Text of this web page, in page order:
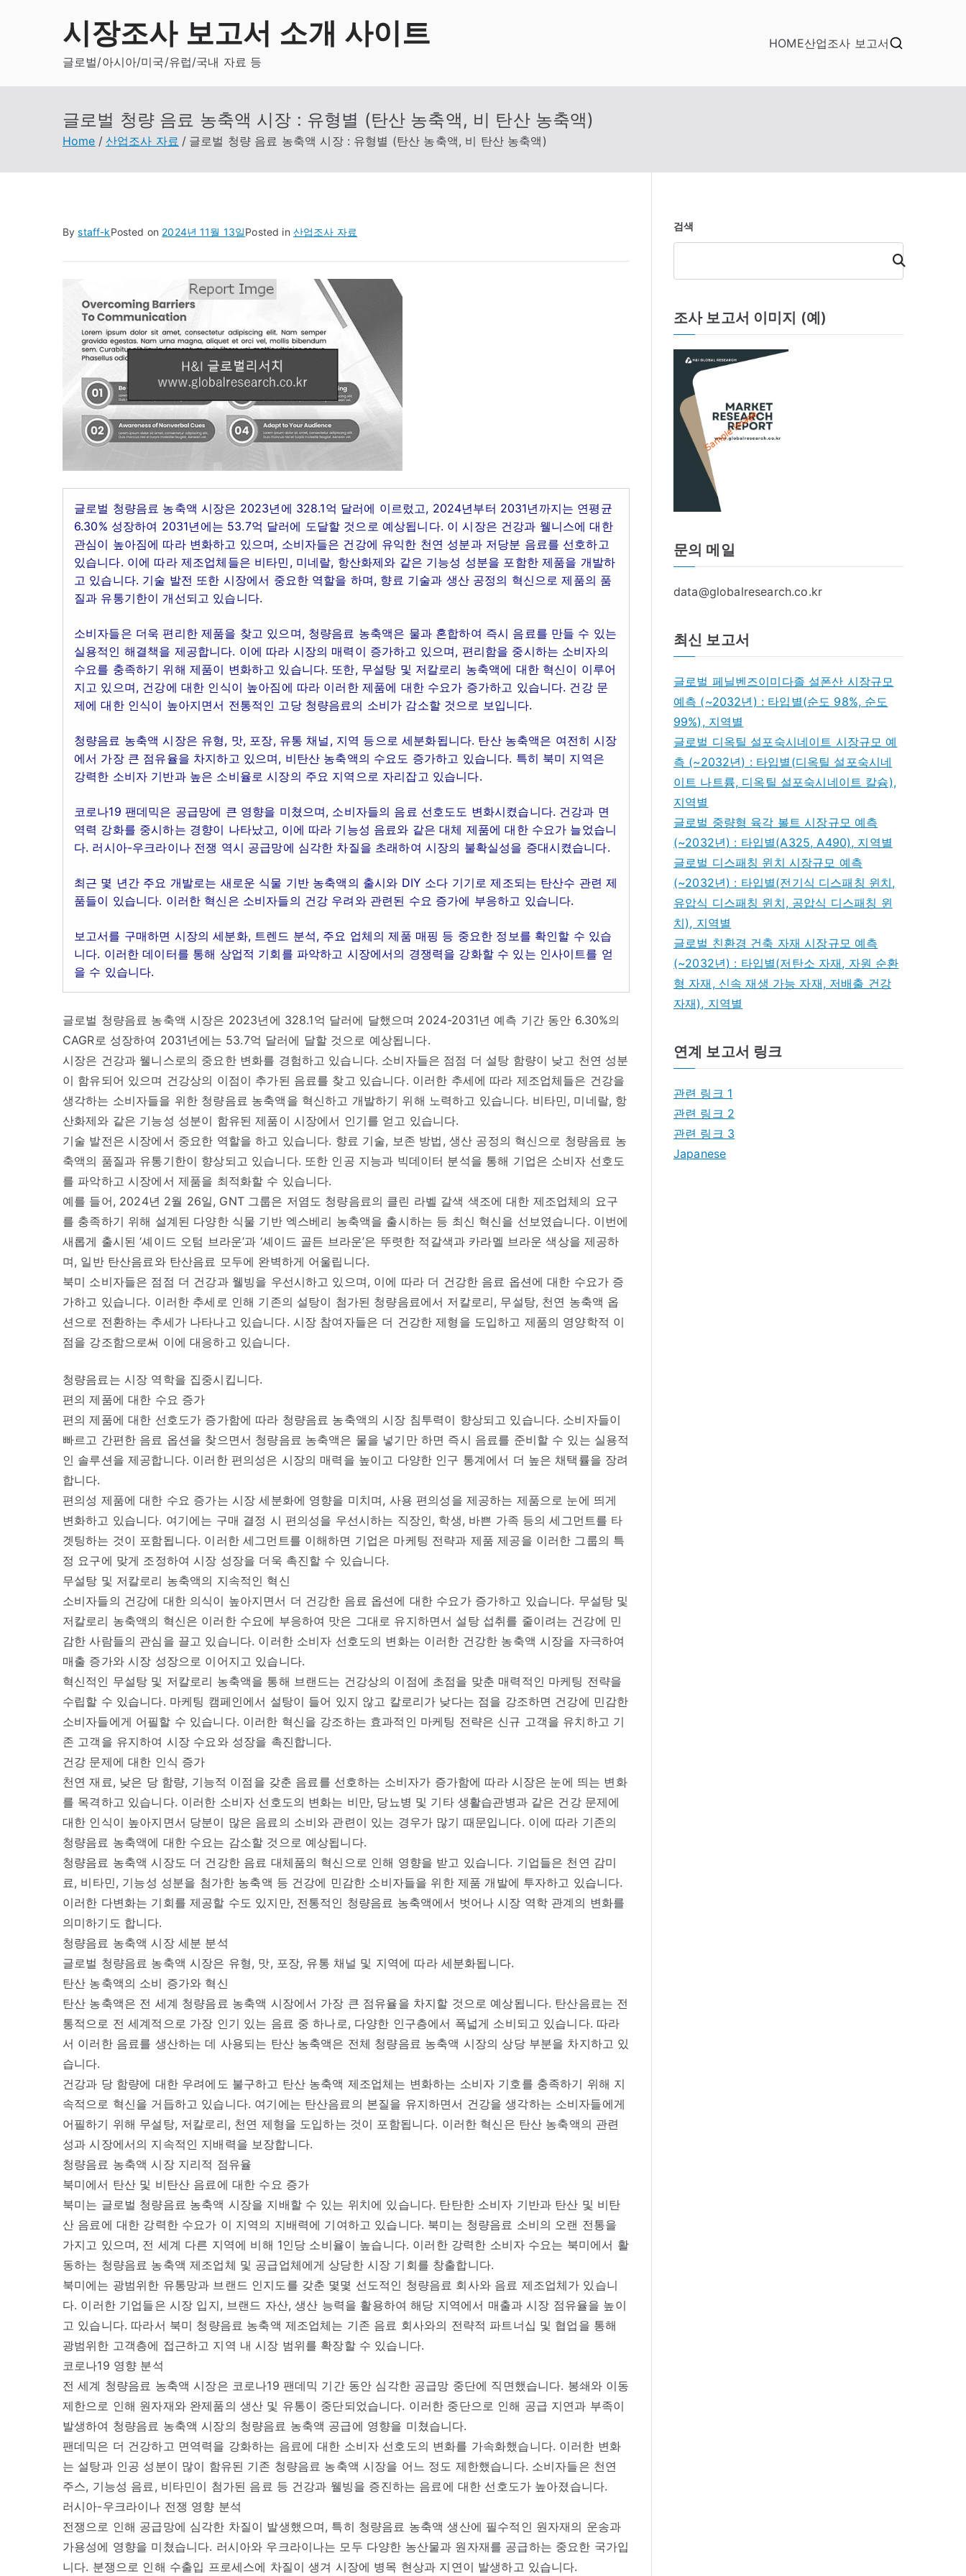
시장조사 보고서 소개 사이트
글로벌/아시아/미국/유럽/국내 자료 등
HOME산업조사 보고서
글로벌 청량 음료 농축액 시장 : 유형별 (탄산 농축액, 비 탄산 농축액)
Home 산업조사 자료 글로벌 청량 음료 농축액 시장 : 유형별 (탄산 농축액, 비 탄산 농축액)
Bystaff-kPosted on 2024년 11월 13일Posted in 산업조사 자료
글로벌 청량음료 농축액 시장은 2023년에 328.1억 달러에 이르렀고, 2024년부터 2031년까지는 연평균
6.30% 성장하여 2031년에는 53.7억 달러에 도달할 것으로 예상됩니다. 이 시장은 건강과 웰니스에 대한
관심이 높아짐에 따라 변화하고 있으며, 소비자들은 건강에 유익한 천연 성분과 저당분 음료를 선호하고
있습니다. 이에 따라 제조업체들은 비타민, 미네랄, 항산화제와 같은 기능성 성분을 포함한 제품을 개발하
고 있습니다. 기술 발전 또한 시장에서 중요한 역할을 하며, 향료 기술과 생산 공정의 혁신으로 제품의 품
질과 유통기한이 개선되고 있습니다.
소비자들은 더욱 편리한 제품을 찾고 있으며, 청량음료 농축액은 물과 혼합하여 즉시 음료를 만들 수 있는
실용적인 해결책을 제공합니다. 이에 따라 시장의 매력이 증가하고 있으며, 편리함을 중시하는 소비자의
수요를 충족하기 위해 제품이 변화하고 있습니다. 또한, 무설탕 및 저칼로리 농축액에 대한 혁신이 이루어
지고 있으며, 건강에 대한 인식이 높아짐에 따라 이러한 제품에 대한 수요가 증가하고 있습니다. 건강 문
제에 대한 인식이 높아지면서 전통적인 고당 청량음료의 소비가 감소할 것으로 보입니다.
청량음료 농축액 시장은 유형, 맛, 포장, 유통 채널, 지역 등으로 세분화됩니다. 탄산 농축액은 여전히 시장
에서 가장 큰 점유율을 차지하고 있으며, 비탄산 농축액의 수요도 증가하고 있습니다. 특히 북미 지역은
강력한 소비자 기반과 높은 소비율로 시장의 주요 지역으로 자리잡고 있습니다.
코로나19 팬데믹은 공급망에 큰 영향을 미쳤으며, 소비자들의 음료 선호도도 변화시켰습니다. 건강과 면
역력 강화를 중시하는 경향이 나타났고, 이에 따라 기능성 음료와 같은 대체 제품에 대한 수요가 늘었습니
다. 러시아-우크라이나 전쟁 역시 공급망에 심각한 차질을 초래하여 시장의 불확실성을 증대시켰습니다.
최근 몇 년간 주요 개발로는 새로운 식물 기반 농축액의 출시와 DIY 소다 기기로 제조되는 탄산수 관련 제
품들이 있습니다. 이러한 혁신은 소비자들의 건강 우려와 관련된 수요 증가에 부응하고 있습니다.
보고서를 구매하면 시장의 세분화, 트렌드 분석, 주요 업체의 제품 매핑 등 중요한 정보를 확인할 수 있습
니다. 이러한 데이터를 통해 상업적 기회를 파악하고 시장에서의 경쟁력을 강화할 수 있는 인사이트를 얻
을 수 있습니다.
글로벌 청량음료 농축액 시장은 2023년에 328.1억 달러에 달했으며 2024-2031년 예측 기간 동안 6.30%의
CAGR로 성장하여 2031년에는 53.7억 달러에 달할 것으로 예상됩니다.
시장은 건강과 웰니스로의 중요한 변화를 경험하고 있습니다. 소비자들은 점점 더 설탕 함량이 낮고 천연 성분
이 함유되어 있으며 건강상의 이점이 추가된 음료를 찾고 있습니다. 이러한 추세에 따라 제조업체들은 건강을
생각하는 소비자들을 위한 청량음료 농축액을 혁신하고 개발하기 위해 노력하고 있습니다. 비타민, 미네랄, 항
산화제와 같은 기능성 성분이 함유된 제품이 시장에서 인기를 얻고 있습니다.
기술 발전은 시장에서 중요한 역할을 하고 있습니다. 향료 기술, 보존 방법, 생산 공정의 혁신으로 청량음료 농
축액의 품질과 유통기한이 향상되고 있습니다. 또한 인공 지능과 빅데이터 분석을 통해 기업은 소비자 선호도
를 파악하고 시장에서 제품을 최적화할 수 있습니다.
예를 들어, 2024년 2월 26일, GNT 그룹은 저염도 청량음료의 클린 라벨 갈색 색조에 대한 제조업체의 요구
를 충족하기 위해 설계된 다양한 식물 기반 엑스베리 농축액을 출시하는 등 최신 혁신을 선보였습니다. 이번에
새롭게 출시된 ‘셰이드 오텀 브라운’과 ‘셰이드 골든 브라운’은 뚜렷한 적갈색과 카라멜 브라운 색상을 제공하
며, 일반 탄산음료와 탄산음료 모두에 완벽하게 어울립니다.
북미 소비자들은 점점 더 건강과 웰빙을 우선시하고 있으며, 이에 따라 더 건강한 음료 옵션에 대한 수요가 증
가하고 있습니다. 이러한 추세로 인해 기존의 설탕이 첨가된 청량음료에서 저칼로리, 무설탕, 천연 농축액 옵
션으로 전환하는 추세가 나타나고 있습니다. 시장 참여자들은 더 건강한 제형을 도입하고 제품의 영양학적 이
점을 강조함으로써 이에 대응하고 있습니다.
청량음료는 시장 역학을 집중시킵니다.
편의 제품에 대한 수요 증가
편의 제품에 대한 선호도가 증가함에 따라 청량음료 농축액의 시장 침투력이 향상되고 있습니다. 소비자들이
빠르고 간편한 음료 옵션을 찾으면서 청량음료 농축액은 물을 넣기만 하면 즉시 음료를 준비할 수 있는 실용적
인 솔루션을 제공합니다. 이러한 편의성은 시장의 매력을 높이고 다양한 인구 통계에서 더 높은 채택률을 장려
합니다.
편의성 제품에 대한 수요 증가는 시장 세분화에 영향을 미치며, 사용 편의성을 제공하는 제품으로 눈에 띄게
변화하고 있습니다. 여기에는 구매 결정 시 편의성을 우선시하는 직장인, 학생, 바쁜 가족 등의 세그먼트를 타
겟팅하는 것이 포함됩니다. 이러한 세그먼트를 이해하면 기업은 마케팅 전략과 제품 제공을 이러한 그룹의 특
정 요구에 맞게 조정하여 시장 성장을 더욱 촉진할 수 있습니다.
무설탕 및 저칼로리 농축액의 지속적인 혁신
소비자들의 건강에 대한 의식이 높아지면서 더 건강한 음료 옵션에 대한 수요가 증가하고 있습니다. 무설탕 및
저칼로리 농축액의 혁신은 이러한 수요에 부응하여 맛은 그대로 유지하면서 설탕 섭취를 줄이려는 건강에 민
감한 사람들의 관심을 끌고 있습니다. 이러한 소비자 선호도의 변화는 이러한 건강한 농축액 시장을 자극하여
매출 증가와 시장 성장으로 이어지고 있습니다.
혁신적인 무설탕 및 저칼로리 농축액을 통해 브랜드는 건강상의 이점에 초점을 맞춘 매력적인 마케팅 전략을
수립할 수 있습니다. 마케팅 캠페인에서 설탕이 들어 있지 않고 칼로리가 낮다는 점을 강조하면 건강에 민감한
소비자들에게 어필할 수 있습니다. 이러한 혁신을 강조하는 효과적인 마케팅 전략은 신규 고객을 유치하고 기
존 고객을 유지하여 시장 수요와 성장을 촉진합니다.
건강 문제에 대한 인식 증가
천연 재료, 낮은 당 함량, 기능적 이점을 갖춘 음료를 선호하는 소비자가 증가함에 따라 시장은 눈에 띄는 변화
를 목격하고 있습니다. 이러한 소비자 선호도의 변화는 비만, 당뇨병 및 기타 생활습관병과 같은 건강 문제에
대한 인식이 높아지면서 당분이 많은 음료의 소비와 관련이 있는 경우가 많기 때문입니다. 이에 따라 기존의
청량음료 농축액에 대한 수요는 감소할 것으로 예상됩니다.
청량음료 농축액 시장도 더 건강한 음료 대체품의 혁신으로 인해 영향을 받고 있습니다. 기업들은 천연 감미
료, 비타민, 기능성 성분을 첨가한 농축액 등 건강에 민감한 소비자들을 위한 제품 개발에 투자하고 있습니다.
이러한 다변화는 기회를 제공할 수도 있지만, 전통적인 청량음료 농축액에서 벗어나 시장 역학 관계의 변화를
의미하기도 합니다.
청량음료 농축액 시장 세분 분석
글로벌 청량음료 농축액 시장은 유형, 맛, 포장, 유통 채널 및 지역에 따라 세분화됩니다.
탄산 농축액의 소비 증가와 혁신
탄산 농축액은 전 세계 청량음료 농축액 시장에서 가장 큰 점유율을 차지할 것으로 예상됩니다. 탄산음료는 전
통적으로 전 세계적으로 가장 인기 있는 음료 중 하나로, 다양한 인구층에서 폭넓게 소비되고 있습니다. 따라
서 이러한 음료를 생산하는 데 사용되는 탄산 농축액은 전체 청량음료 농축액 시장의 상당 부분을 차지하고 있
습니다.
건강과 당 함량에 대한 우려에도 불구하고 탄산 농축액 제조업체는 변화하는 소비자 기호를 충족하기 위해 지
속적으로 혁신을 거듭하고 있습니다. 여기에는 탄산음료의 본질을 유지하면서 건강을 생각하는 소비자들에게
어필하기 위해 무설탕, 저칼로리, 천연 제형을 도입하는 것이 포함됩니다. 이러한 혁신은 탄산 농축액의 관련
성과 시장에서의 지속적인 지배력을 보장합니다.
청량음료 농축액 시장 지리적 점유율
북미에서 탄산 및 비탄산 음료에 대한 수요 증가
북미는 글로벌 청량음료 농축액 시장을 지배할 수 있는 위치에 있습니다. 탄탄한 소비자 기반과 탄산 및 비탄
산 음료에 대한 강력한 수요가 이 지역의 지배력에 기여하고 있습니다. 북미는 청량음료 소비의 오랜 전통을
가지고 있으며, 전 세계 다른 지역에 비해 1인당 소비율이 높습니다. 이러한 강력한 소비자 수요는 북미에서 활
동하는 청량음료 농축액 제조업체 및 공급업체에게 상당한 시장 기회를 창출합니다.
북미에는 광범위한 유통망과 브랜드 인지도를 갖춘 몇몇 선도적인 청량음료 회사와 음료 제조업체가 있습니
다. 이러한 기업들은 시장 입지, 브랜드 자산, 생산 능력을 활용하여 해당 지역에서 매출과 시장 점유율을 높이
고 있습니다. 따라서 북미 청량음료 농축액 제조업체는 기존 음료 회사와의 전략적 파트너십 및 협업을 통해
광범위한 고객층에 접근하고 지역 내 시장 범위를 확장할 수 있습니다.
코로나19 영향 분석
전 세계 청량음료 농축액 시장은 코로나19 팬데믹 기간 동안 심각한 공급망 중단에 직면했습니다. 봉쇄와 이동
제한으로 인해 원자재와 완제품의 생산 및 유통이 중단되었습니다. 이러한 중단으로 인해 공급 지연과 부족이
발생하여 청량음료 농축액 시장의 청량음료 농축액 공급에 영향을 미쳤습니다.
팬데믹은 더 건강하고 면역력을 강화하는 음료에 대한 소비자 선호도의 변화를 가속화했습니다. 이러한 변화
는 설탕과 인공 성분이 많이 함유된 기존 청량음료 농축액 시장을 어느 정도 제한했습니다. 소비자들은 천연
주스, 기능성 음료, 비타민이 첨가된 음료 등 건강과 웰빙을 증진하는 음료에 대한 선호도가 높아졌습니다.
러시아-우크라이나 전쟁 영향 분석
전쟁으로 인해 공급망에 심각한 차질이 발생했으며, 특히 청량음료 농축액 생산에 필수적인 원자재의 운송과
가용성에 영향을 미쳤습니다. 러시아와 우크라이나는 모두 다양한 농산물과 원자재를 공급하는 중요한 국가입
니다. 분쟁으로 인해 수출입 프로세스에 차질이 생겨 시장에 병목 현상과 지연이 발생하고 있습니다.
검색
검
색
조사 보고서 이미지 (예)
문의 메일
data@globalresearch.co.kr
최신 보고서
글로벌 페닐벤즈이미다졸 설폰산 시장규모
예측 (~2032년) : 타입별(순도 98%, 순도
99%), 지역별
글로벌 디옥틸 설포숙시네이트 시장규모 예
측 (~2032년) : 타입별(디옥틸 설포숙시네
이트 나트륨, 디옥틸 설포숙시네이트 칼슘),
지역별
글로벌 중량형 육각 볼트 시장규모 예측
(~2032년) : 타입별(A325, A490), 지역별
글로벌 디스패칭 윈치 시장규모 예측
(~2032년) : 타입별(전기식 디스패칭 윈치,
유압식 디스패칭 윈치, 공압식 디스패칭 윈
치), 지역별
글로벌 친환경 건축 자재 시장규모 예측
(~2032년) : 타입별(저탄소 자재, 자원 순환
형 자재, 신속 재생 가능 자재, 저배출 건강
자재), 지역별
연계 보고서 링크
관련 링크 1
관련 링크 2
관련 링크 3
Japanese